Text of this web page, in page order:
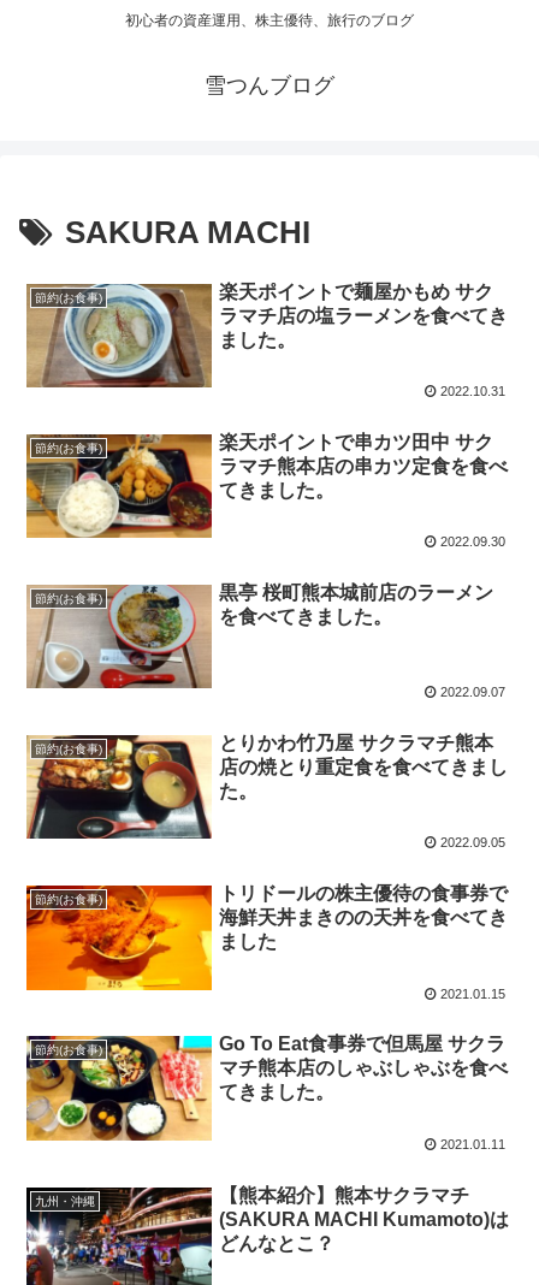
初心者の資産運用、株主優待、旅行のブログ
雪つんブログ
SAKURA MACHI
節約(お食事)
楽天ポイントで麺屋かもめ サク
ラマチ店の塩ラーメンを食べてき
ました。
2022.10.31
節約(お食事)
楽天ポイントで串カツ田中 サク
ラマチ熊本店の串カツ定食を食べ
てきました。
2022.09.30
節約(お食事)
黒亭 桜町熊本城前店のラーメン
を食べてきました。
2022.09.07
節約(お食事)
とりかわ竹乃屋 サクラマチ熊本
店の焼とり重定食を食べてきまし
た。
2022.09.05
節約(お食事)
トリドールの株主優待の食事券で
海鮮天丼まきのの天丼を食べてき
ました
2021.01.15
節約(お食事)
Go To Eat食事券で但馬屋 サクラ
マチ熊本店のしゃぶしゃぶを食べ
てきました。
2021.01.11
九州・沖縄
【熊本紹介】熊本サクラマチ
(SAKURA MACHI Kumamoto)は
どんなとこ？